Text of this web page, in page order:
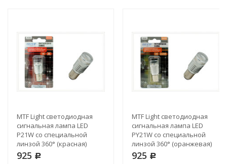
MTF Light светодиодная
сигнальная лампа LED
P21W со специальной
линзой 360° (красная)
925 Р
MTF Light светодиодная
сигнальная лампа LED
PY21W со специальной
линзой 360° (оранжевая)
925 Р